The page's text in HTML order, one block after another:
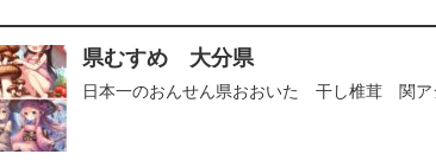
県むすめ 大分県
日本一のおんせん県おおいた 干し椎茸 関ア